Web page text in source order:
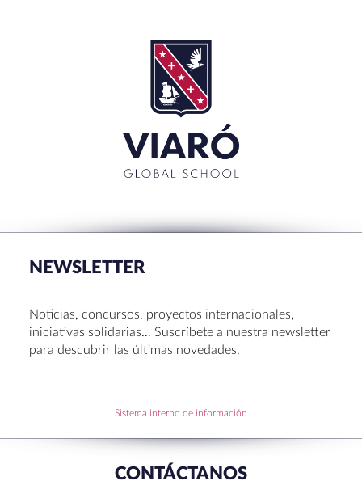
La Muestra de Artes 2026: creatividad, música y
Congreso UNIV 2026
Hábitos saludables: 8 consejos prácticos para
disfrutar la Navidad.
RECENT COMMENTS
NEWSLETTER
Noticias, concursos, proyectos internacionales,
iniciativas solidarias… Suscríbete a nuestra newsletter
para descubrir las últimas novedades.
Sistema interno de información
CONTÁCTANOS